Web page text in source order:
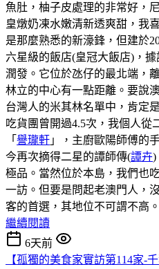
魚肚，柚子皮處理的非常好，
皇燉奶凍水嫩清新透爽甜，我
是那麼熟悉的新濠鋒，但建於
六星級的飯店(皇冠大飯店)，
潤發。它位於氹仔的最北端，
林立的中心有一點距離。要說
台灣人的米其林名單中，肯定
吃貨團曾開過4.5次，我個人從
「 譽瓏軒 」，主廚歐陽師傅的
今再次摘得二星的譚師傳(譚卉)
極品。當然位於本島，我們也
一訪。但要是問起老澳門人，
客的首選，其地位不可謂不高。
繼續閱讀
6天前
【孤獨的美食家實訪第114家-